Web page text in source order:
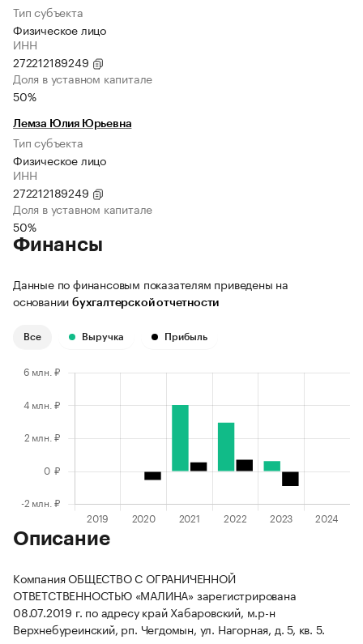
Тип субъекта
Физическое лицо
ИНН
272212189249
Доля в уставном капитале
50%
Лемза Юлия Юрьевна
Тип субъекта
Физическое лицо
ИНН
272212189249
Доля в уставном капитале
50%
Финансы
Данные по финансовым показателям приведены на
основании бухгалтерской отчетности
Все Выручка Прибыль
Описание
Компания ОБЩЕСТВО С ОГРАНИЧЕННОЙ
ОТВЕТСТВЕННОСТЬЮ «МАЛИНА» зарегистрирована
08.07.2019 г. по адресу край Хабаровский, м.р-н
Верхнебуреинский, рп. Чегдомын, ул. Нагорная, д. 5, кв. 5.